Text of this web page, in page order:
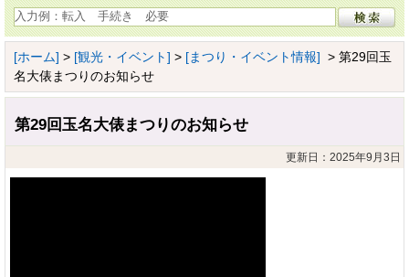
[ホーム] > [観光・イベント] > [まつり・イベント情報] > 第29回玉
名大俵まつりのお知らせ
第29回玉名大俵まつりのお知らせ
更新日：2025年9月3日